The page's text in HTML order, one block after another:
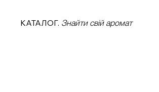
КАТАЛОГ. Знайти свій аромат